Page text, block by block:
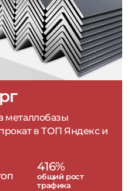
металлобазы
в ТОП Яндекс и
416%
общий рост
трафика